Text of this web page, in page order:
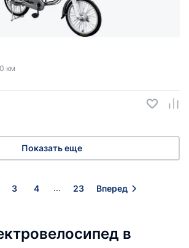
км
Показать еще
3 4 ... 23 Вперед
в